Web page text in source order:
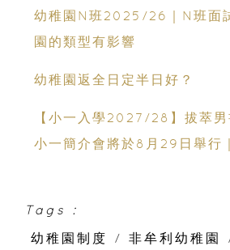
幼稚園N班2025/26｜N班面
園的類型有影響
幼稚園返全日定半日好？
【小一入學2027/28】拔萃
小一簡介會將於8月29日舉行
Tags :
幼稚園制度
/ 非牟利幼稚園